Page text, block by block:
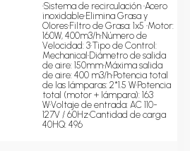
•Sistema de recirculación •Acero
inoxidable•Elimina Grasa y
Olores•Filtro de Grasa: 1x5 •Motor:
160W, 400m3/h•Número de
Velocidad: 3•Tipo de Control:
Mechanical•Diámetro de salida
de aire: 150mm•Máxima salida
de aire: 400 m3/h•Potencia total
de las lámparas: 2*1.5 W•Potencia
total (motor + lámpara): 163
W•Voltaje de entrada: AC 110-
127V / 60Hz•Cantidad de carga
40HQ: 496